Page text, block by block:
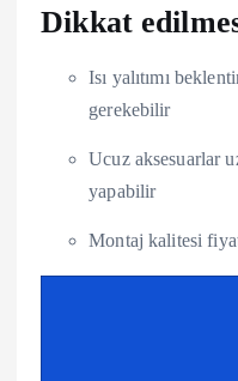
Dikkat
Isı yalıtımı
gerekebilir
Ucuz aksesuarlar
yapabilir
Montaj kalitesi